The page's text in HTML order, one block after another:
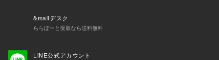
&mallデスク
ららぽーと受取なら送料無料
LINE公式アカウント